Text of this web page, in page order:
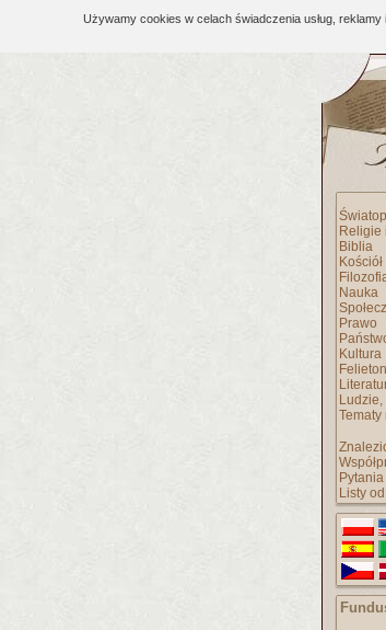
Używamy cookies w celach świadczenia usług,
Religie
Biblia
Nauka
Prawo
Kultura
Ludzie,
Tematy
Listy